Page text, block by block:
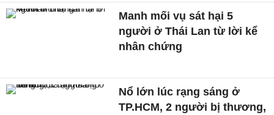
Manh mối vụ sát hại 5
người ở Thái Lan từ lời kể
nhân chứng
Nổ lớn lúc rạng sáng ở
TP.HCM, 2 người bị thương,